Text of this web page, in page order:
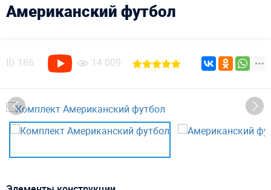
Американский футбол
ID 186 14 009